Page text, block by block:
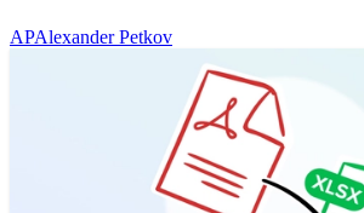
APAlexander Petkov